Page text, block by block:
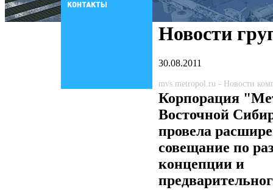
Новости
30.08.2011
mvs.metropol.ru - Новости
Корпорация
Восточной
провела
совещание по
концепции и